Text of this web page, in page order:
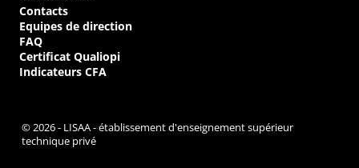
Contacts
Equipes de direction
FAQ
Certificat Qualiopi
Indicateurs CFA
© 2026 - LISAA - établissement d'enseignement supérieur
technique privé